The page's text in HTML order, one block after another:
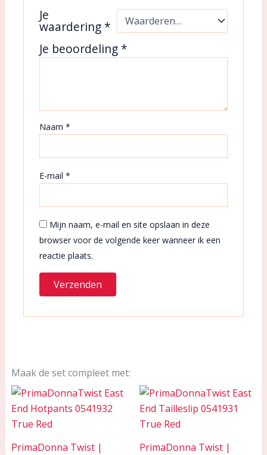
Je
waardering *
Je beoordeling *
Naam*
E-mail*
Mijn naam, e-mail en site opslaan in deze
browser voor de volgende keer wanneer ik een
reactie plaats.
Maak de set compleet met:
PrimaDonna Twist | PrimaDonna Twist |